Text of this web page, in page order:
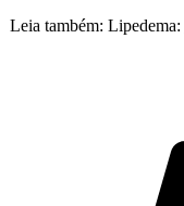
Leia também: Lipedema: